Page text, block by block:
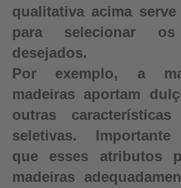
qualitativa acima
para selecionar
desejados.
Por exemplo, a
madeiras aportam
outras
seletivas. Importante
que esses atributos
madeiras